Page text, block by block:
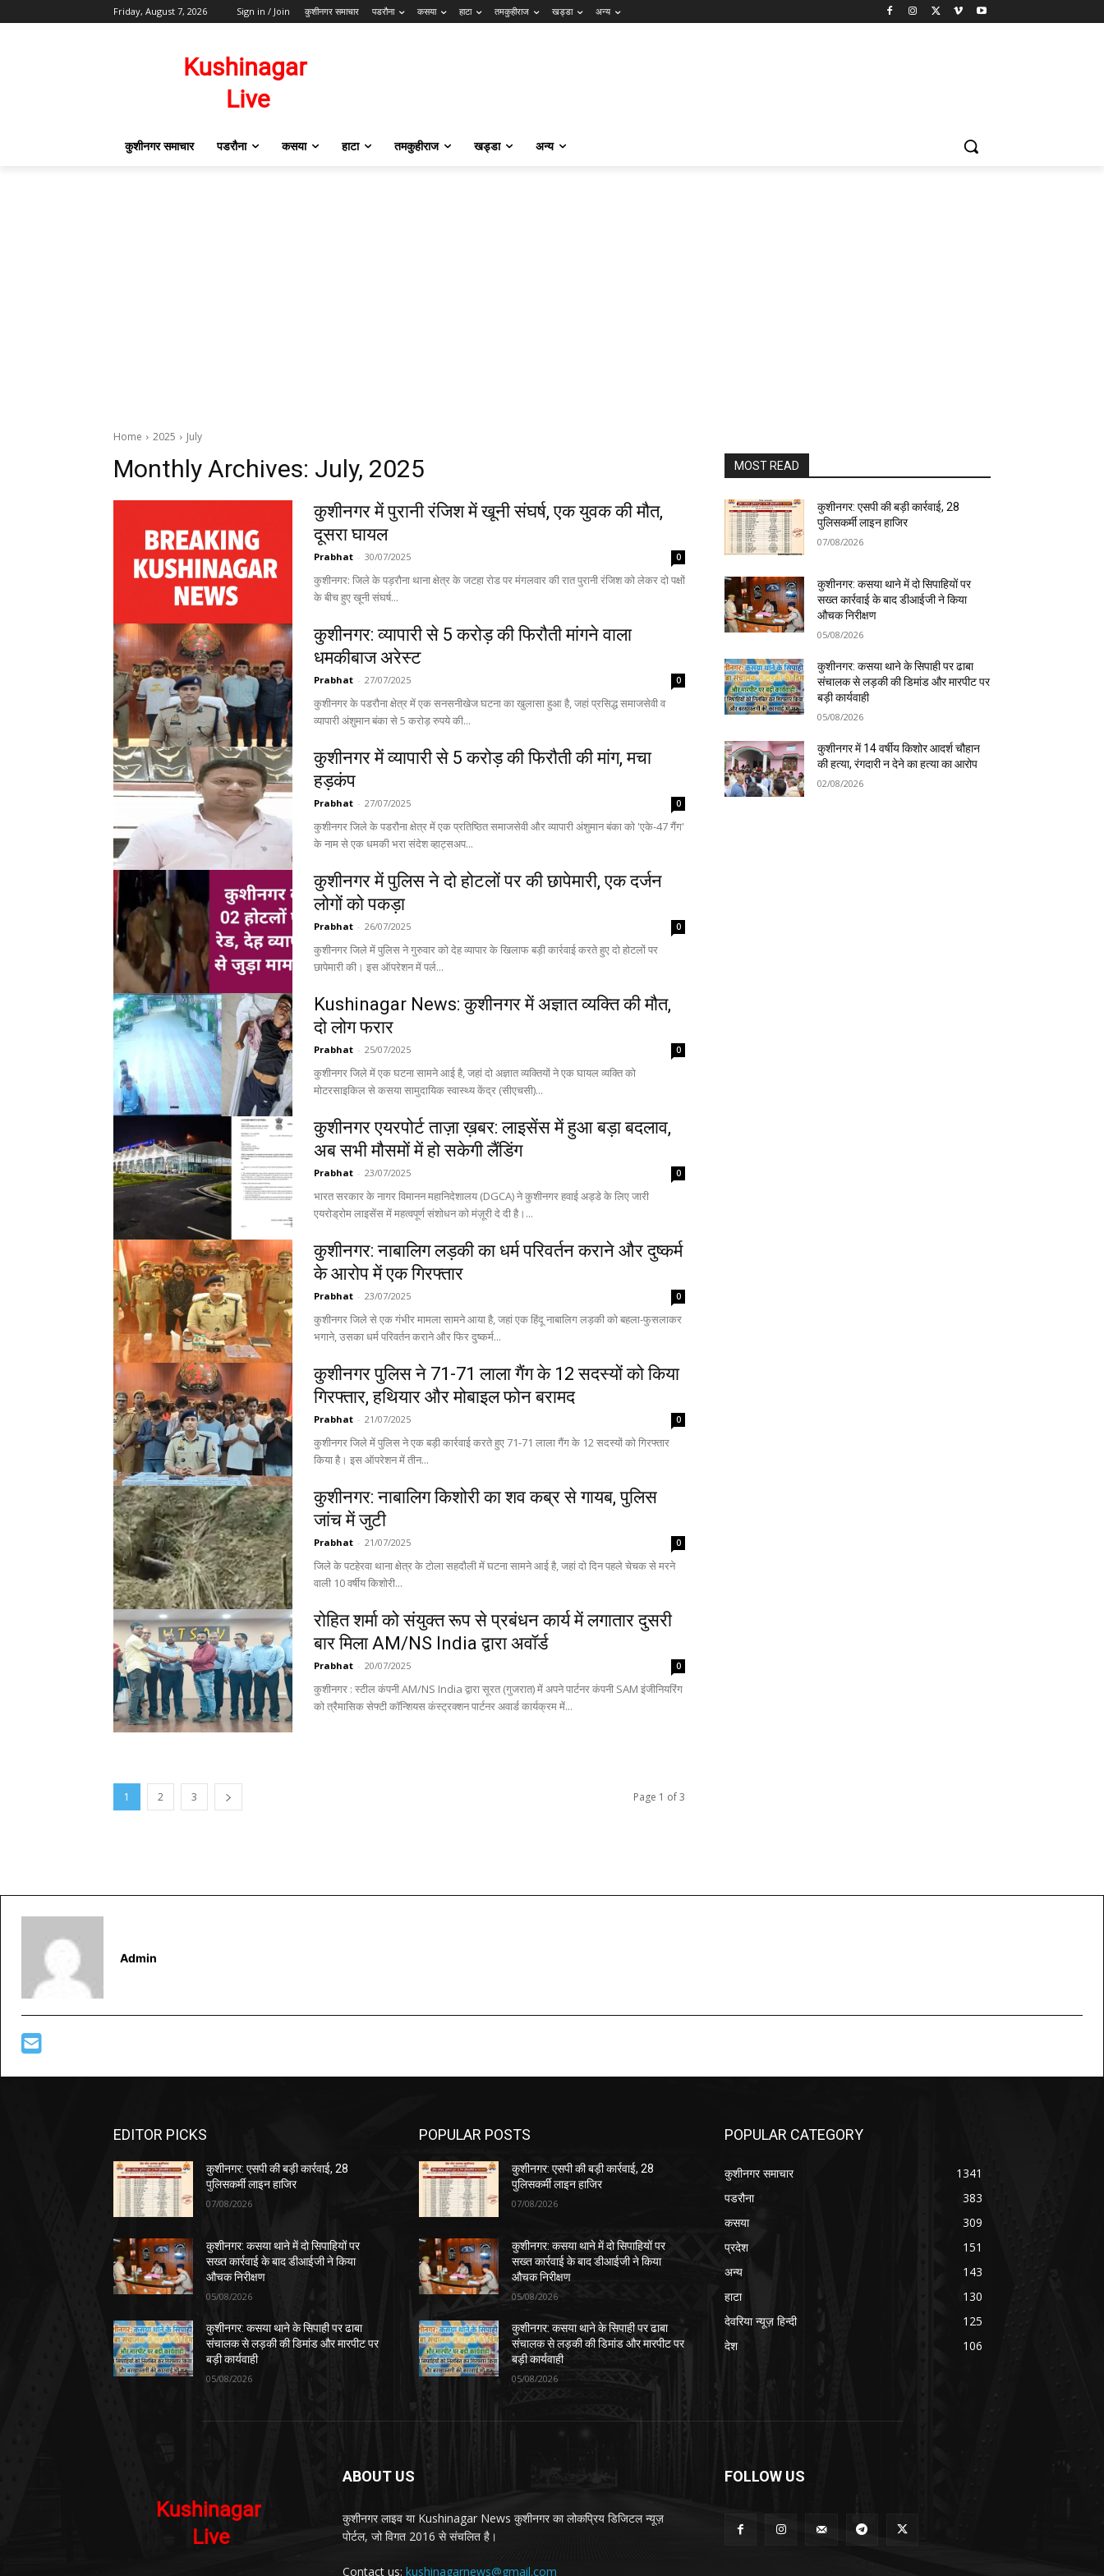
Friday, August 7, 2026 Sign in / Join कुशीनगर समाचार पडरौना कसया हाटा तमकुहीराज खड्डा अन्य
कुशीनगर समाचार पडरौना कसया हाटा तमकुहीराज खड्डा अन्य
Home 2025 July
Monthly Archives: July, 2025
कुशीनगर में पुरानी रंजिश में खूनी संघर्ष, एक युवक की मौत,
दूसरा घायल
Prabhat - 30/07/2025 0
कुशीनगर: जिले के पड़रौना थाना क्षेत्र के जटहा रोड पर मंगलवार की रात पुरानी रंजिश को लेकर दो पक्षों
के बीच हुए खूनी संघर्ष...
कुशीनगर: व्यापारी से 5 करोड़ की फिरौती मांगने वाला
धमकीबाज अरेस्ट
Prabhat - 27/07/2025 0
कुशीनगर के पडरौना क्षेत्र में एक सनसनीखेज घटना का खुलासा हुआ है, जहां प्रसिद्ध समाजसेवी व
व्यापारी अंशुमान बंका से 5 करोड़ रुपये की...
कुशीनगर में व्यापारी से 5 करोड़ की फिरौती की मांग, मचा
हड़कंप
Prabhat - 27/07/2025 0
कुशीनगर जिले के पडरौना क्षेत्र में एक प्रतिष्ठित समाजसेवी और व्यापारी अंशुमान बंका को 'एके-47 गैंग'
के नाम से एक धमकी भरा संदेश व्हाट्सअप...
कुशीनगर में पुलिस ने दो होटलों पर की छापेमारी, एक दर्जन
लोगों को पकड़ा
Prabhat - 26/07/2025 0
कुशीनगर जिले में पुलिस ने गुरुवार को देह व्यापार के खिलाफ बड़ी कार्रवाई करते हुए दो होटलों पर
छापेमारी की। इस ऑपरेशन में पर्ल...
Kushinagar News: कुशीनगर में अज्ञात व्यक्ति की मौत,
दो लोग फरार
Prabhat - 25/07/2025 0
कुशीनगर जिले में एक घटना सामने आई है, जहां दो अज्ञात व्यक्तियों ने एक घायल व्यक्ति को
मोटरसाइकिल से कसया सामुदायिक स्वास्थ्य केंद्र (सीएचसी)...
कुशीनगर एयरपोर्ट ताज़ा ख़बर: लाइसेंस में हुआ बड़ा बदलाव,
अब सभी मौसमों में हो सकेगी लैंडिंग
Prabhat - 23/07/2025 0
भारत सरकार के नागर विमानन महानिदेशालय (DGCA) ने कुशीनगर हवाई अड्डे के लिए जारी
एयरोड्रोम लाइसेंस में महत्वपूर्ण संशोधन को मंज़ूरी दे दी है।...
कुशीनगर: नाबालिग लड़की का धर्म परिवर्तन कराने और दुष्कर्म
के आरोप में एक गिरफ्तार
Prabhat - 23/07/2025 0
कुशीनगर जिले से एक गंभीर मामला सामने आया है, जहां एक हिंदू नाबालिग लड़की को बहला-फुसलाकर
भगाने, उसका धर्म परिवर्तन कराने और फिर दुष्कर्म...
कुशीनगर पुलिस ने 71-71 लाला गैंग के 12 सदस्यों को किया
गिरफ्तार, हथियार और मोबाइल फोन बरामद
Prabhat - 21/07/2025 0
कुशीनगर जिले में पुलिस ने एक बड़ी कार्रवाई करते हुए 71-71 लाला गैंग के 12 सदस्यों को गिरफ्तार
किया है। इस ऑपरेशन में तीन...
कुशीनगर: नाबालिग किशोरी का शव कब्र से गायब, पुलिस
जांच में जुटी
Prabhat - 21/07/2025 0
जिले के पटहेरवा थाना क्षेत्र के टोला सहदौली में घटना सामने आई है, जहां दो दिन पहले चेचक से मरने
वाली 10 वर्षीय किशोरी...
रोहित शर्मा को संयुक्त रूप से प्रबंधन कार्य में लगातार दुसरी
बार मिला AM/NS India द्वारा अवॉर्ड
Prabhat - 20/07/2025 0
कुशीनगर : स्टील कंपनी AM/NS India द्वारा सूरत (गुजरात) में अपने पार्टनर कंपनी SAM इंजीनियरिंग
को त्रैमासिक सेफ्टी कॉन्शियस कंस्ट्रक्शन पार्टनर अवार्ड कार्यक्रम में...
1 2 3 Page 1 of 3
MOST READ
कुशीनगर: एसपी की बड़ी कार्रवाई, 28
पुलिसकर्मी लाइन हाजिर
07/08/2026
कुशीनगर: कसया थाने में दो सिपाहियों पर
सख्त कार्रवाई के बाद डीआईजी ने किया
औचक निरीक्षण
05/08/2026
कुशीनगर: कसया थाने के सिपाही पर ढाबा
संचालक से लड़की की डिमांड और मारपीट पर
बड़ी कार्यवाही
05/08/2026
कुशीनगर में 14 वर्षीय किशोर आदर्श चौहान
की हत्या, रंगदारी न देने का हत्या का आरोप
02/08/2026
Admin
EDITOR PICKS
कुशीनगर: एसपी की बड़ी कार्रवाई, 28
पुलिसकर्मी लाइन हाजिर
07/08/2026
कुशीनगर: कसया थाने में दो सिपाहियों पर
सख्त कार्रवाई के बाद डीआईजी ने किया
औचक निरीक्षण
05/08/2026
कुशीनगर: कसया थाने के सिपाही पर ढाबा
संचालक से लड़की की डिमांड और मारपीट पर
बड़ी कार्यवाही
05/08/2026
POPULAR POSTS
कुशीनगर: एसपी की बड़ी कार्रवाई, 28
पुलिसकर्मी लाइन हाजिर
07/08/2026
कुशीनगर: कसया थाने में दो सिपाहियों पर
सख्त कार्रवाई के बाद डीआईजी ने किया
औचक निरीक्षण
05/08/2026
कुशीनगर: कसया थाने के सिपाही पर ढाबा
संचालक से लड़की की डिमांड और मारपीट पर
बड़ी कार्यवाही
05/08/2026
POPULAR CATEGORY
कुशीनगर समाचार
1341
पडरौना
383
कसया
309
प्रदेश
151
अन्य
143
हाटा
130
देवरिया न्यूज़ हिन्दी
125
देश
106
ABOUT US
कुशीनगर लाइव या Kushinagar News कुशीनगर का लोकप्रिय डिजिटल न्यूज़
पोर्टल, जो विगत 2016 से संचलित है।
Contact us: kushinagarnews@gmail.com
FOLLOW US